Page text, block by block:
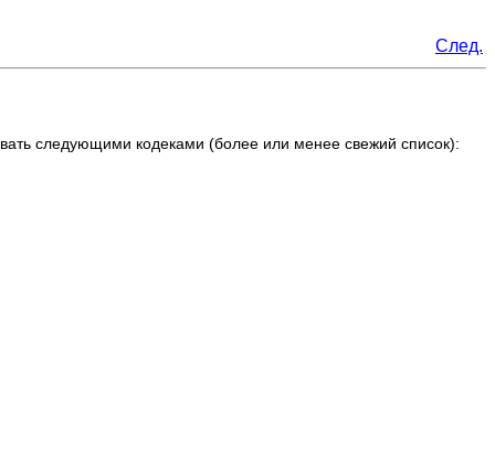
След.
следующими кодеками (более или менее свежий список):